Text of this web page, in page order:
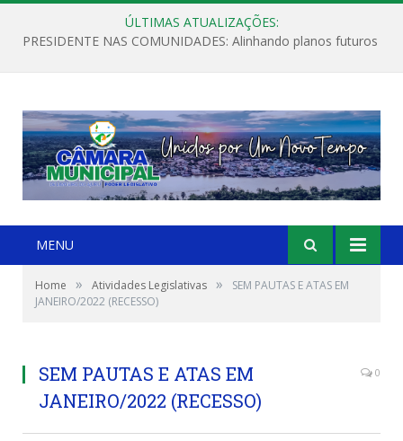
ÚLTIMAS ATUALIZAÇÕES:
PRESIDENTE NAS COMUNIDADES: Alinhando planos futuros
MENU
Home » Atividades Legislativas »
SEM PAUTAS E ATAS EM
JANEIRO/2022 (RECESSO)
SEM PAUTAS E ATAS EM
JANEIRO/2022 (RECESSO)
0